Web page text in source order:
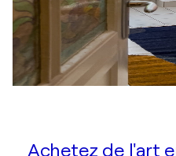
Achetez de l'art